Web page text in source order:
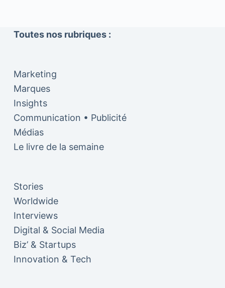
Toutes nos rubriques :
Marketing
Marques
Insights
Communication • Publicité
Médias
Le livre de la semaine
Stories
Worldwide
Interviews
Digital & Social Media
Biz’ & Startups
Innovation & Tech